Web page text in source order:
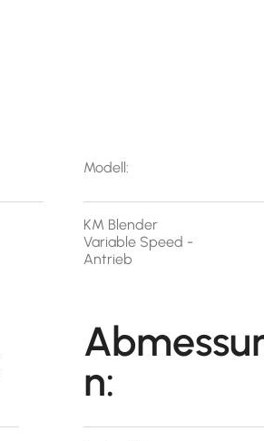
Modell:
KM Blender
Variable Speed -
Antrieb
n: